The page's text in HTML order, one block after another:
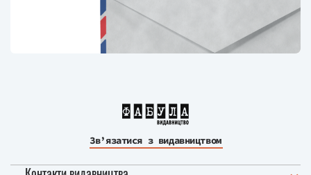
Зв’язатися з видавництвом